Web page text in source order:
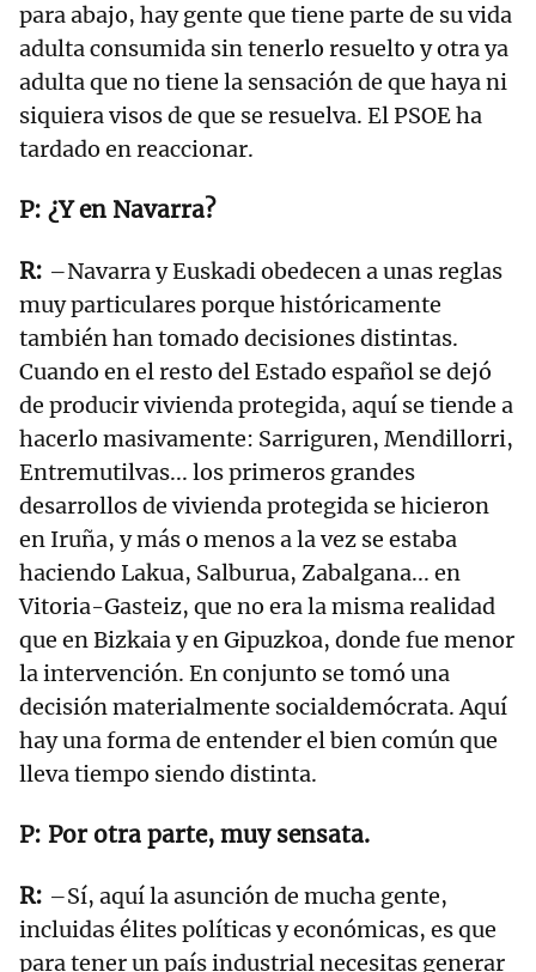
para abajo, hay gente que tiene parte de su vida
adulta consumida sin tenerlo resuelto y otra ya
adulta que no tiene la sensación de que haya ni
siquiera visos de que se resuelva. El PSOE ha
tardado en reaccionar.
¿Y en Navarra?
–Navarra y Euskadi obedecen a unas reglas
muy particulares porque históricamente
también han tomado decisiones distintas.
Cuando en el resto del Estado español se dejó
de producir vivienda protegida, aquí se tiende a
hacerlo masivamente: Sarriguren, Mendillorri,
Entremutilvas... los primeros grandes
desarrollos de vivienda protegida se hicieron
en Iruña, y más o menos a la vez se estaba
haciendo Lakua, Salburua, Zabalgana... en
Vitoria-Gasteiz, que no era la misma realidad
que en Bizkaia y en Gipuzkoa, donde fue menor
la intervención. En conjunto se tomó una
decisión materialmente socialdemócrata. Aquí
hay una forma de entender el bien común que
lleva tiempo siendo distinta.
Por otra parte, muy sensata.
–Sí, aquí la asunción de mucha gente,
incluidas élites políticas y económicas, es que
para tener un país industrial necesitas generar